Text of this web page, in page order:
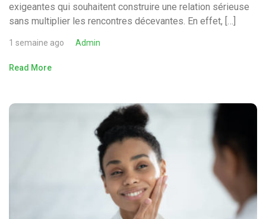
exigeantes qui souhaitent construire une relation sérieuse
sans multiplier les rencontres décevantes. En effet, […]
1 semaine ago Admin
Read More